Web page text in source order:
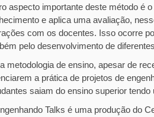
aspecto importante deste método é
e aplica uma avaliação,
com os docentes. Isso ocorre
pelo desenvolvimento de
metodologia de ensino, apesar de
a prática de projetos de
saiam do ensino superior
Talks é uma produção do